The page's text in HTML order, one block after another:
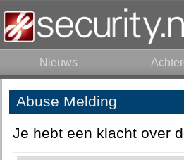
Nieuws
Abuse Melding
Je hebt een klacht over